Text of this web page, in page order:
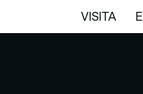
VISITA
VISITA